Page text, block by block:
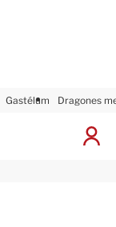
Gastélum Dragones
I